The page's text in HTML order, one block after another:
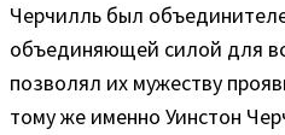
Черчилль был
объединяющей силой для
позволял их мужеству
тому же именно Уинстон